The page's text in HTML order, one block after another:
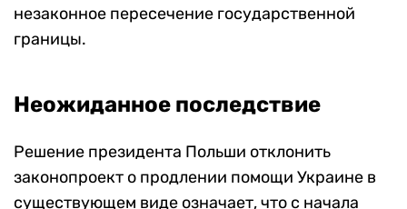
незаконное пересечение государственной
границы.
Неожиданное последствие
Решение президента Польши отклонить
законопроект о продлении помощи Украине в
существующем виде означает, что с начала